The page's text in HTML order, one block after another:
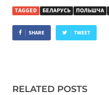
TAGGED БЕЛАРУСЬ ПОЛЬШЧА
SHARE TWEET
RELATED POSTS